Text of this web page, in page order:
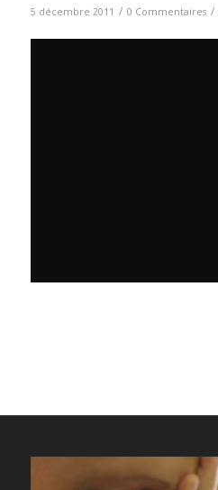
5 décembre 2011 / 0 Commentaires /